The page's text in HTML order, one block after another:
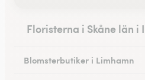
Floristerna i Skåne län
Blomsterbutiker i Limhamn